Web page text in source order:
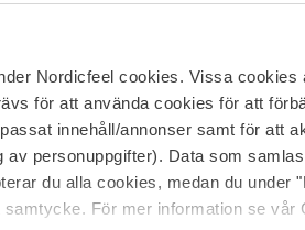
Nordicfeel cookies. Vissa
för att använda cookies för att
innehåll/annonser samt för att
personuppgifter). Data som
du alla cookies, medan du under
För mer information se vår
butik
Våra varumärken
hos oss
med oss
Beauty Edit
FAQ
Spåra
Returer &